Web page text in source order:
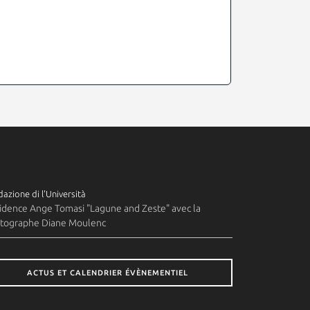
di l'Università
Ange Tomasi "Lagune and Zeste" avec la
Diane Moulenc
ACTUS ET CALENDRIER ÉVÈNEMENTIEL